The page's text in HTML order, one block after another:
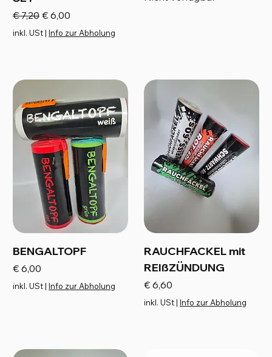
Standardpreis
€ 7,20 Sale-Preis
€ 6,00
inkl. USt| Info zur Abholung
BENGALTOPF
Preis
€ 6,00
inkl. USt| Info zur Abholung
RAUCHFACKEL mit
REIßZÜNDUNG
Preis
€ 6,60
inkl. USt| Info zur Abholung